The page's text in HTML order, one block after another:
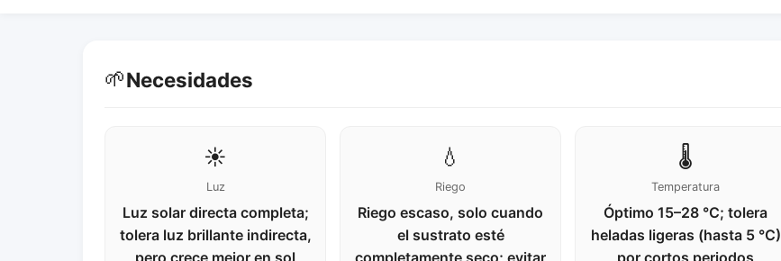
🌱Necesidades
☀️
Luz
Luz solar directa completa;
tolera luz brillante indirecta,
pero crece mejor en sol
💧
Riego
Riego escaso, solo cuando
el sustrato esté
completamente seco; evitar
🌡️
Temperatura
Óptimo 15–28 °C; tolera
heladas ligeras (hasta 5 °C)
por cortos periodos